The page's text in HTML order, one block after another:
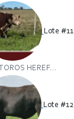
Lote #11
TOROS HEREF...
Lote #12